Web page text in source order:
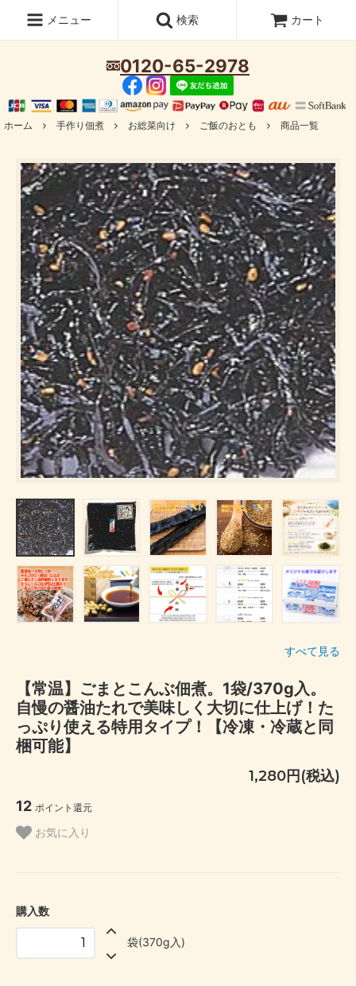
0120-65-2978
メニュー 検索 カート
ホーム 手作り佃煮 お総菜向け ご飯のおとも 商品一覧
すべて見る
【常温】ごまとこんぶ佃煮。1袋/370g入。
自慢の醤油たれで美味しく大切に仕上げ！た
っぷり使える特用タイプ！【冷凍・冷蔵と同
梱可能】
1,280円(税込)
12 ポイント還元
お気に入り
購入数
袋(370g入)